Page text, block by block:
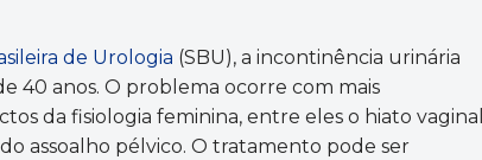
de Urologia (SBU), a incontinência urinária
40 anos. O problema ocorre com mais
da fisiologia feminina, entre eles o hiato vaginal
assoalho pélvico. O tratamento pode ser